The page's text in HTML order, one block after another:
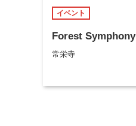
イベント
Forest Symphony
常栄寺